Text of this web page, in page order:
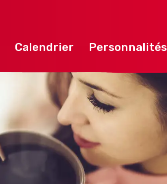
Calendrier Personnalités